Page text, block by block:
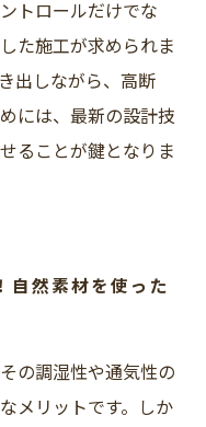
トロールだけでな
た施工が求められま
出しながら、高断
には、最新の設計技
ることが鍵となりま
自然素材を使った
の調湿性や通気性の
メリットです。しか